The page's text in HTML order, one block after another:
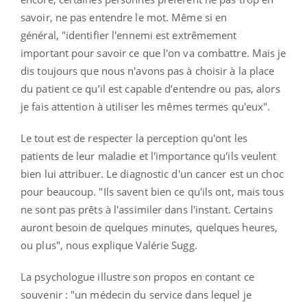
savoir, ne pas entendre le mot. Même si en
général, "identifier l'ennemi est extrêmement
important pour savoir ce que l'on va combattre. Mais je
dis toujours que nous n'avons pas à choisir à la place
du patient ce qu’il est capable d’entendre ou pas, alors
je fais attention à utiliser les mêmes termes qu'eux".
Le tout est de respecter la perception qu'ont les
patients de leur maladie et l'importance qu'ils veulent
bien lui attribuer. Le diagnostic d'un cancer est un choc
pour beaucoup. "Ils savent bien ce qu'ils ont, mais tous
ne sont pas prêts à l'assimiler dans l'instant. Certains
auront besoin de quelques minutes, quelques heures,
ou plus", nous explique Valérie Sugg.
La psychologue illustre son propos en contant ce
souvenir : "un médecin du service dans lequel je